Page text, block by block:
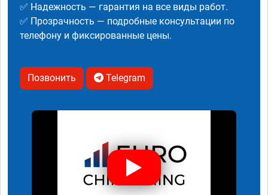
✅ Надежность — гарантия на все виды работ.
✅ Прозрачность — подробные консультации по
телефону и фиксированные цены.
Позвонить Telegram